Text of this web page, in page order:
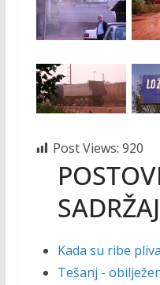
Post Views: 920
Kada su ribe
Tešanj -